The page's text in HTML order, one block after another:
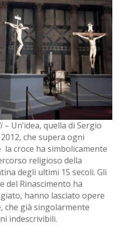
– Un’idea, quella di Sergio
che supera ogni
la croce ha simbolicamente
religioso della
degli ultimi 15 secoli. Gli
del Rinascimento ha
hanno lasciato opere
che già singolarmente
indescrivibili.